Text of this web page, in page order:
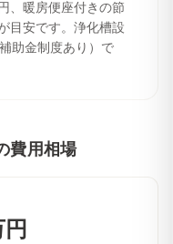
、暖房便座付きの節
目安です。浄化槽設
助金制度あり）で
費用相場